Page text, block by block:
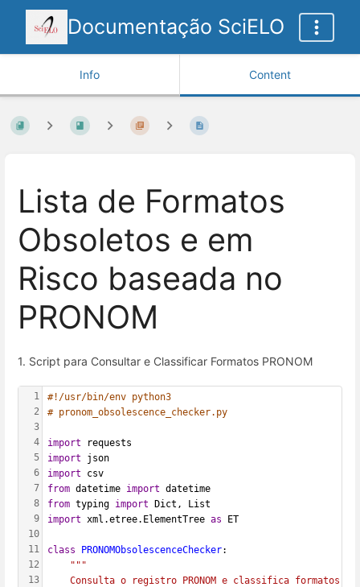
Documentação SciELO
Info Content
Lista de Formatos
Obsoletos e em
Risco baseada no
PRONOM
1. Script para Consultar e Classificar Formatos PRONOM
1
2
3
4
5
6
7
8
9
10
11
12
13
#!/usr/bin/env python3
# pronom_obsolescence_checker.py
import requests
import json
import csv
from datetime import datetime
from typing import Dict, List
import xml.etree.ElementTree as ET
class PRONOMObsolescenceChecker:
"""
Consulta o registro PRONOM e classifica formatos